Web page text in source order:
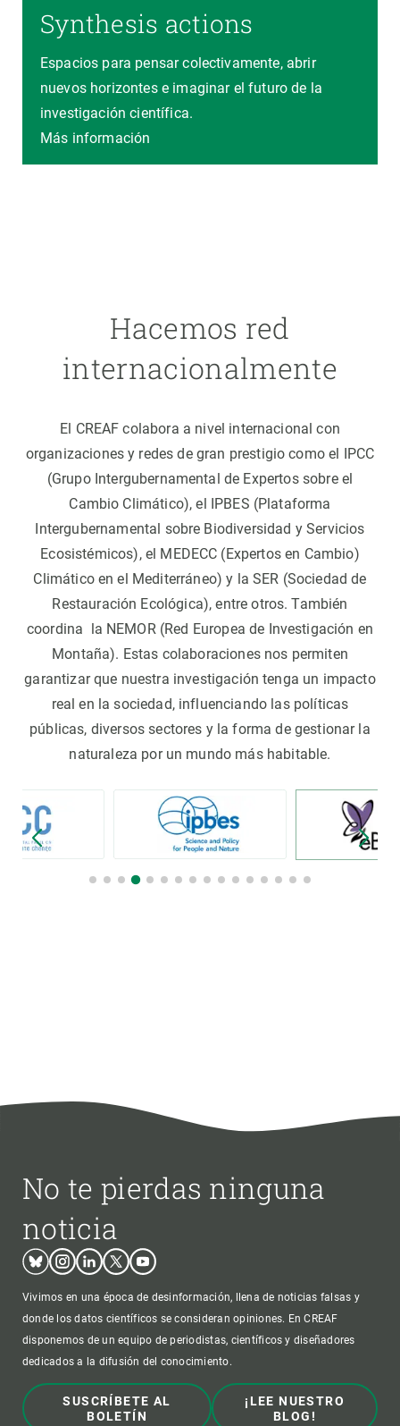
Synthesis actions
Espacios para pensar colectivamente, abrir
nuevos horizontes e imaginar el futuro de la
investigación científica.
Más información
Hacemos red
internacionalmente
El CREAF colabora a nivel internacional con
organizaciones y redes de gran prestigio como el IPCC
(Grupo Intergubernamental de Expertos sobre el
Cambio Climático), el IPBES (Plataforma
Intergubernamental sobre Biodiversidad y Servicios
Ecosistémicos), el MEDECC (Expertos en Cambio)
Climático en el Mediterráneo) y la SER (Sociedad de
Restauración Ecológica), entre otros. También
coordina la NEMOR (Red Europea de Investigación en
Montaña). Estas colaboraciones nos permiten
garantizar que nuestra investigación tenga un impacto
real en la sociedad, influenciando las políticas
públicas, diversos sectores y la forma de gestionar la
naturaleza por un mundo más habitable.
No te pierdas ninguna
noticia
BlueskyInstagram
LinkedinTwitterYoutube
Vivimos en una época de desinformación, llena de noticias falsas y
donde los datos científicos se consideran opiniones. En CREAF
disponemos de un equipo de periodistas, científicos y diseñadores
dedicados a la difusión del conocimiento.
SUSCRÍBETE AL
BOLETÍN
¡LEE NUESTRO
BLOG!